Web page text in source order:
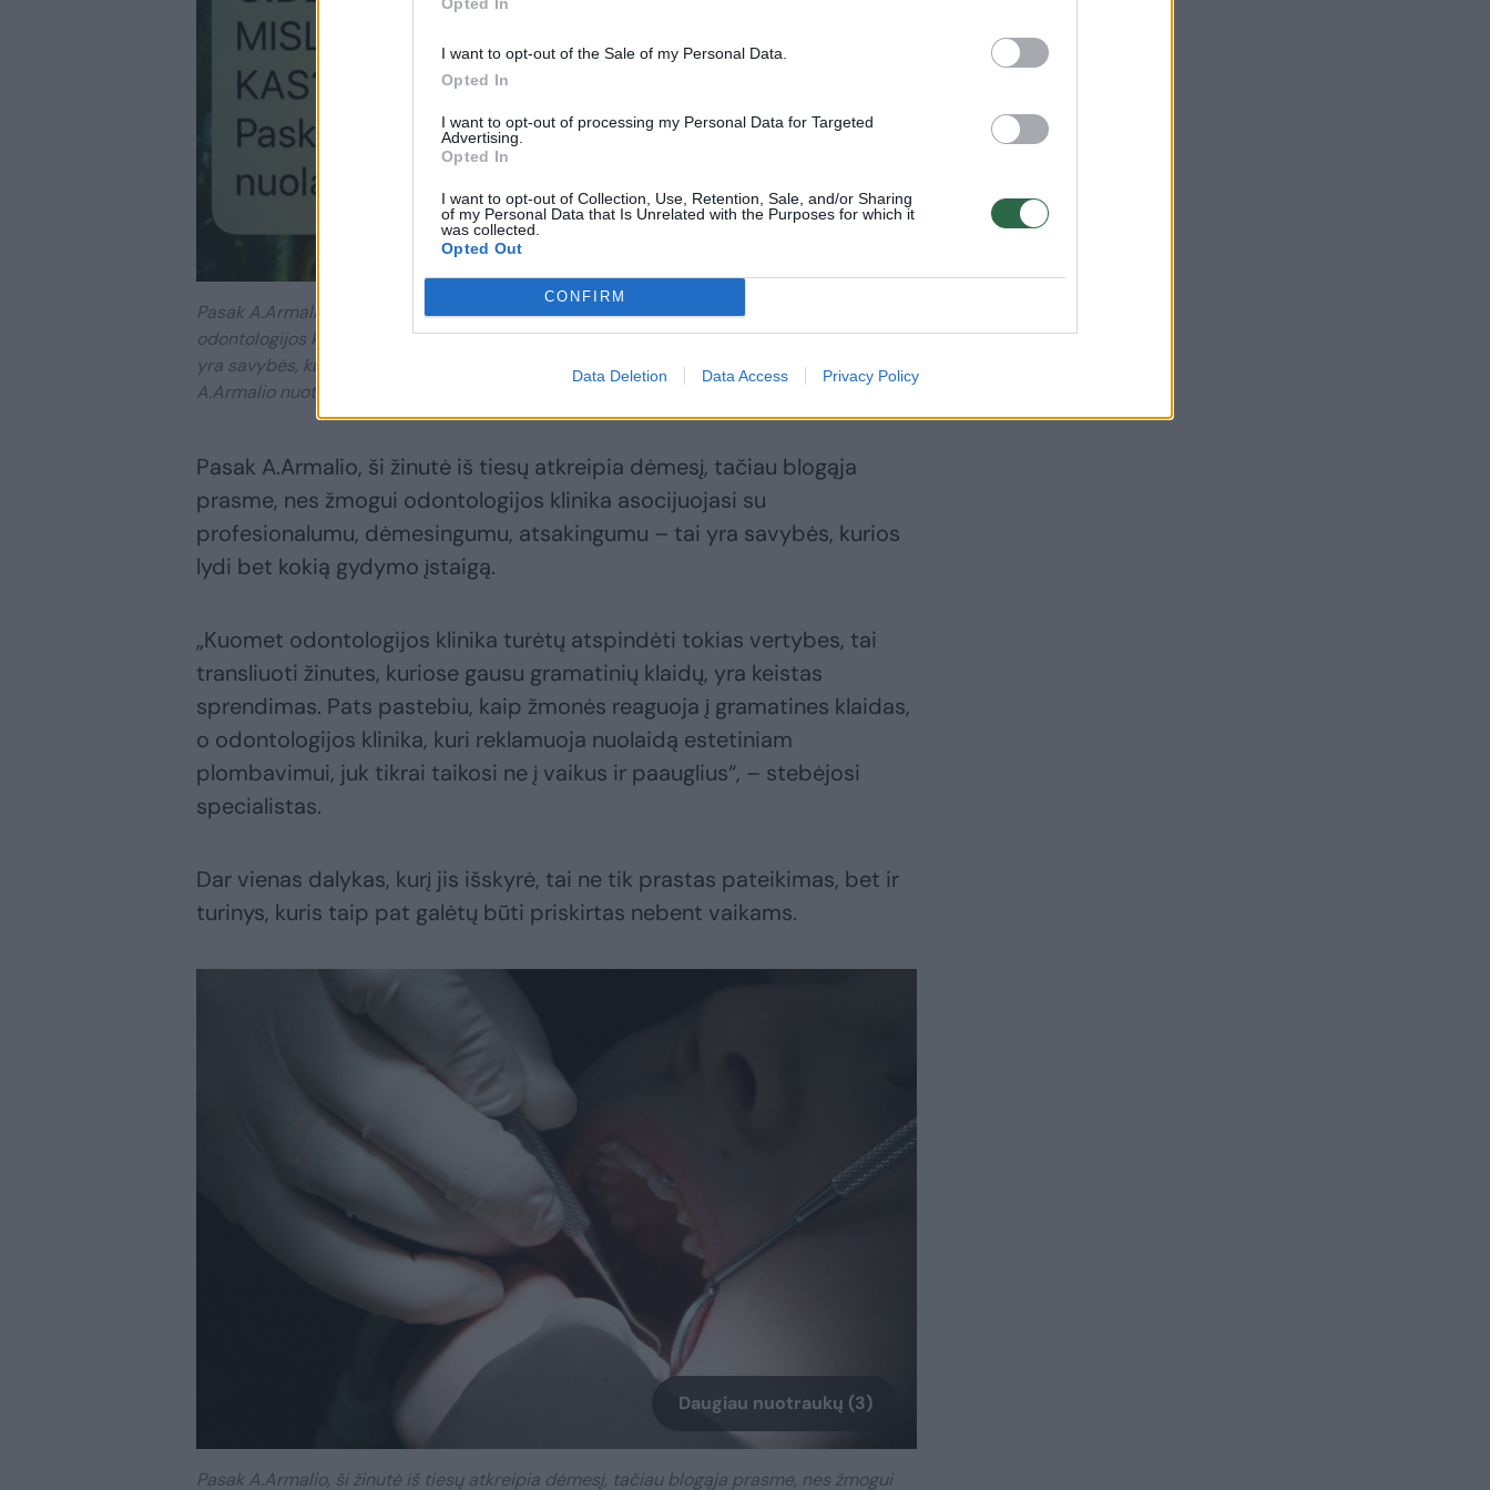
I want to opt-out of the Sale of my Personal Data.
Opted In
I want to opt-out of processing my Personal Data for Targeted
Advertising.
Opted In
I want to opt-out of Collection, Use, Retention, Sale, and/or Sharing
of my Personal Data that Is Unrelated with the Purposes for which it
was collected.
Opted Out
CONFIRM
Data Deletion Data Access Privacy Policy
Pasak A.Armalio, ši žinutė iš tiesų atkreipia dėmesį, tačiau blogąja prasme, nes žmogui
odontologijos klinika asocijuojasi su profesionalumu, dėmesingumu, atsakingumu – tai
yra savybės, kurios lydi bet kokią gydymo įstaigą.
A.Armalio nuotr.
Pasak A.Armalio, ši žinutė iš tiesų atkreipia dėmesį, tačiau blogąja
prasme, nes žmogui odontologijos klinika asocijuojasi su
profesionalumu, dėmesingumu, atsakingumu – tai yra savybės, kurios
lydi bet kokią gydymo įstaigą.
„Kuomet odontologijos klinika turėtų atspindėti tokias vertybes, tai
transliuoti žinutes, kuriose gausu gramatinių klaidų, yra keistas
sprendimas. Pats pastebiu, kaip žmonės reaguoja į gramatines klaidas,
o odontologijos klinika, kuri reklamuoja nuolaidą estetiniam
plombavimui, juk tikrai taikosi ne į vaikus ir paauglius“, – stebėjosi
specialistas.
Dar vienas dalykas, kurį jis išskyrė, tai ne tik prastas pateikimas, bet ir
turinys, kuris taip pat galėtų būti priskirtas nebent vaikams.
Daugiau nuotraukų (3)
Pasak A.Armalio, ši žinutė iš tiesų atkreipia dėmesį, tačiau blogąja prasme, nes žmogui